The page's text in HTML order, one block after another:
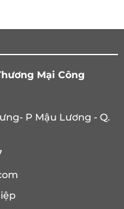
Mại Công
P Mậu Lương - Q.